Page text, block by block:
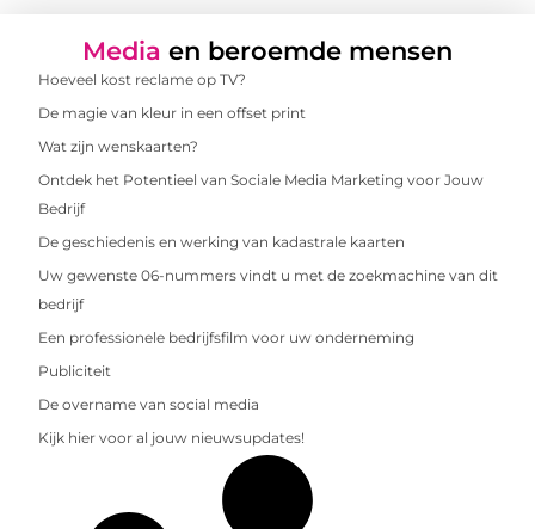
Media en beroemde mensen
Hoeveel kost reclame op TV?
De magie van kleur in een offset print
Wat zijn wenskaarten?
Ontdek het Potentieel van Sociale Media Marketing voor Jouw
Bedrijf
De geschiedenis en werking van kadastrale kaarten
Uw gewenste 06-nummers vindt u met de zoekmachine van dit
bedrijf
Een professionele bedrijfsfilm voor uw onderneming
Publiciteit
De overname van social media
Kijk hier voor al jouw nieuwsupdates!